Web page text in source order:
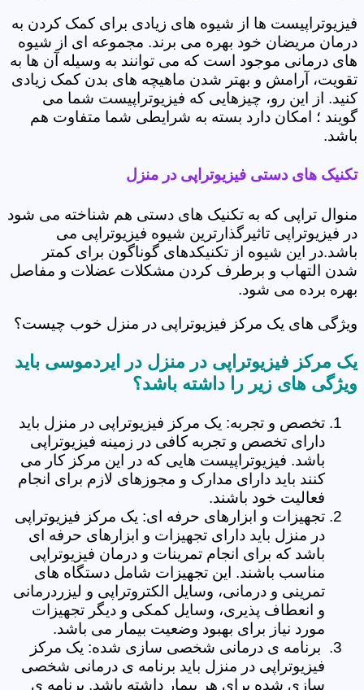
فیزیوتراپیست ها از شیوه های زیادی برای کمک کردن به
درمان مریضان خود بهره می برند. مجموعه ای از شیوه
های درمانی موجود است که می توانند به وسیله آن ها به
تقویت، آرامش و بهتر شدن ماهیچه های بدن کمک زیادی
کنید. از این رو، چیزهایی که فیزیوتراپیست شما می
گویند ؛ امکان دارد بسته به شرایطی شما متفاوت هم
باشد.
تکنیک های دستی فیزیوتراپی در منزل
منوال تراپی که به تکنیک های دستی هم شناخته می شود
در فیزیوتراپی تاثیرگذارترین شیوه فیزیوتراپی می
باشد.در این شیوه از تکنیکدهای گوناگون برای کمتر
شدن التهاب و برطرف کردن مشکلات عضلات و مفاصل
بهره برده می شود.
ویژگی های یک مرکز فیزیوتراپی در منزل خوب چیست؟
یک مرکز فیزیوتراپی در منزل در ایردموسی باید
ویژگی های زیر را داشته باشد؟
تخصص و تجربه: یک مرکز فیزیوتراپی در منزل باید
دارای تخصص و تجربه کافی در زمینه فیزیوتراپی
باشد. فیزیوتراپیست هایی که در این مرکز کار می
کنند باید دارای مدارک و مجوزهای لازم برای انجام
فعالیت خود باشند.
تجهیزات و ابزارهای حرفه ای: یک مرکز فیزیوتراپی
در منزل باید دارای تجهیزات و ابزارهای حرفه ای
باشد که برای انجام تمرینات و درمان فیزیوتراپی
مناسب باشند. این تجهیزات شامل دستگاه های
تمرینی و درمانی، وسایل الکتروتراپی و لیزردرمانی
و انعطاف پذیری، وسایل کمکی و دیگر تجهیزات
مورد نیاز برای بهبود وضعیت بیمار می باشد.
برنامه ی درمانی شخصی سازی شده: یک مرکز
فیزیوتراپی در منزل باید برنامه ی درمانی شخصی
سازی شده برای هر بیمار داشته باشد. برنامه ی